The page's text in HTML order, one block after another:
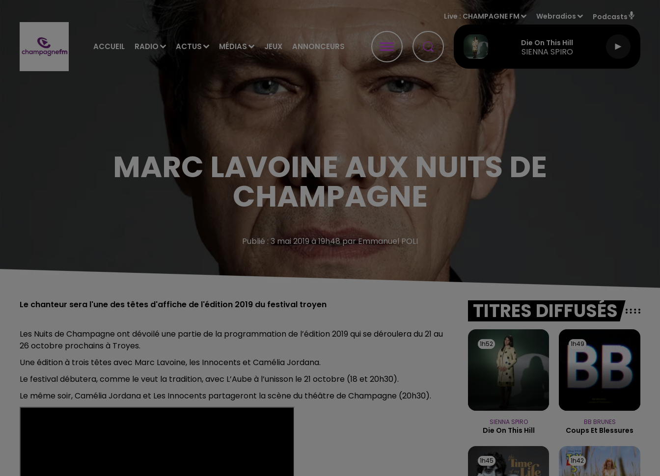
ACCUEIL RADIO ACTUS MÉDIAS JEUX ANNONCEURS
Live : CHAMPAGNE FM Webradios Podcasts
Die On This Hill
SIENNA SPIRO
14h00 - 15h00
LA RADIO POP
MARC LAVOINE AUX NUITS DE
CHAMPAGNE
Publié : 3 mai 2019 à 19h48 par Emmanuel POLI
Le chanteur sera l'une des têtes d'affiche de l'édition 2019 du festival troyen
Les Nuits de Champagne ont dévoilé une partie de la programmation de l’édition 2019 qui se déroulera du 21 au
26 octobre prochains à Troyes.
Une édition à trois têtes avec Marc Lavoine, les Innocents et Camélia Jordana.
Le festival débutera, comme le veut la tradition, avec L’Aube à l’unisson le 21 octobre (18 et 20h30).
Le même soir, Camélia Jordana et Les Innocents partageront la scène du théâtre de Champagne (20h30).
TITRES DIFFUSÉS
1h52
1h52
SIENNA SPIRO
Die On This Hill
1h49
1h49
BB BRUNES
Coups Et Blessures
1h45
1h45 1h42
1h42